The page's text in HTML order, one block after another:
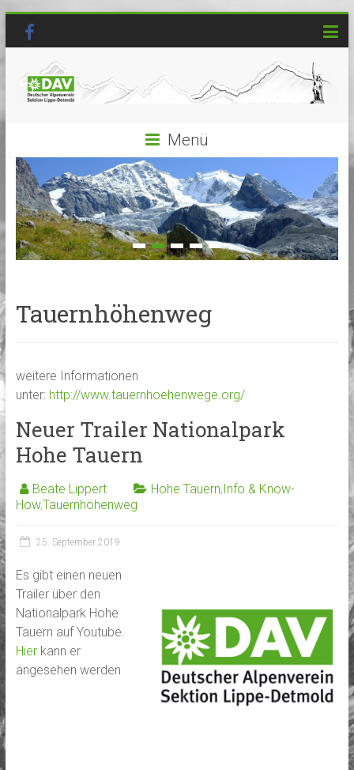
Menü
Tauernhöhenweg
weitere Informationen
unter: http://www.tauernhoehenwege.org/
Neuer Trailer Nationalpark
Hohe Tauern
Beate Lippert Hohe Tauern,Info & Know-
How,Tauernhöhenweg
25. September 2019
Es gibt einen neuen
Trailer über den
Nationalpark Hohe
Tauern auf Youtube.
Hierkann er
angesehen werden